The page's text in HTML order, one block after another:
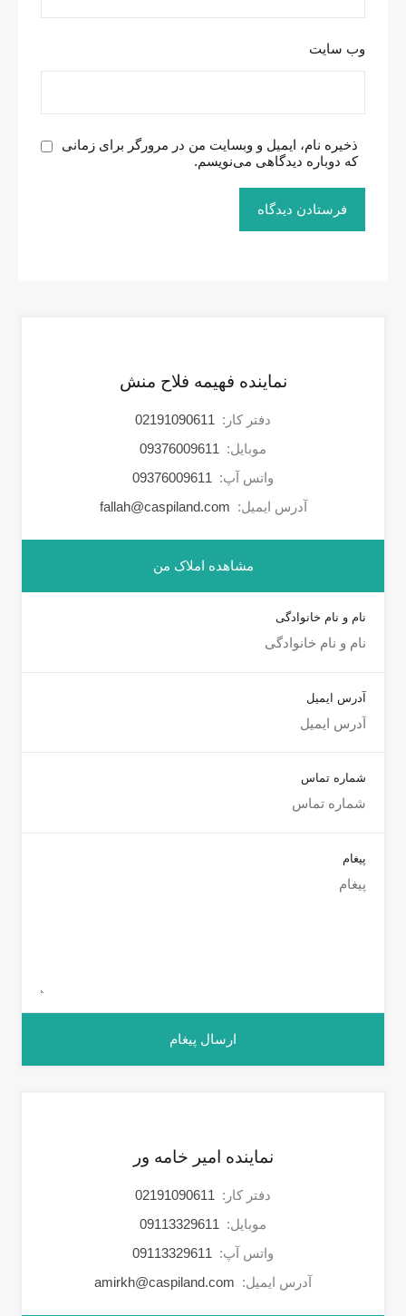
وب‌ سایت
ذخیره نام، ایمیل و وبسایت من در مرورگر برای زمانی
که دوباره دیدگاهی می‌نویسم.
نماینده فهیمه فلاح منش
دفتر کار: 02191090611
موبایل: 09376009611
واتس آپ: 09376009611
آدرس ایمیل: fallah@caspiland.com
مشاهده املاک من
نام و نام خانوادگی
آدرس ایمیل
شماره تماس
پیغام
نماینده امیر خامه ور
دفتر کار: 02191090611
موبایل: 09113329611
واتس آپ: 09113329611
آدرس ایمیل: amirkh@caspiland.com